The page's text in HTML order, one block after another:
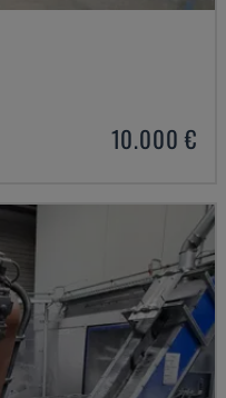
10.000 €